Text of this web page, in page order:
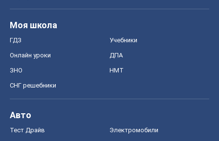
Моя школа
ГДЗ Учебники
Онлайн уроки ДПА
ЗНО НМТ
СНГ решебники
Авто
Тест Драйв Электромобили